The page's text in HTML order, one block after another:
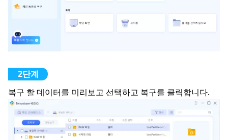
복구 할 데이터를 미리보고 선택하고 복구를 클릭합니다.